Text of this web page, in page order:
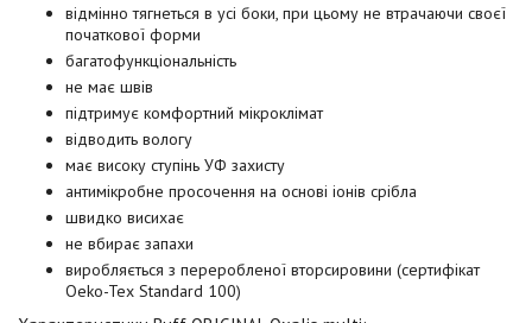
відмінно тягнеться в усі боки, при цьому не втрачаючи своєї
початкової форми
багатофункціональність
не має швів
підтримує комфортний мікроклімат
відводить вологу
має високу ступінь УФ захисту
антимікробне просочення на основі іонів срібла
швидко висихає
не вбирає запахи
виробляється з переробленої вторсировини (сертифікат
Oeko-Tex Standard 100)